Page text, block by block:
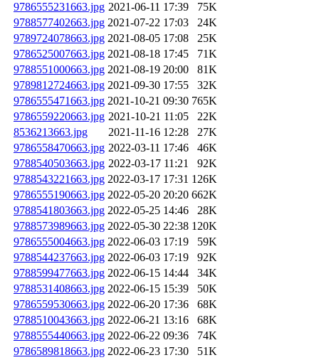
9786555231663.jpg 2021-06-11 17:39
75K
9788577402663.jpg 2021-07-22 17:03
24K
9789724078663.jpg 2021-08-05 17:08
25K
9786525007663.jpg 2021-08-18 17:45
71K
9788551000663.jpg 2021-08-19 20:00
81K
9789812724663.jpg 2021-09-30 17:55
32K
9786555471663.jpg 2021-10-21 09:30 765K
9786559220663.jpg 2021-10-21 11:05
22K
8536213663.jpg
2021-11-16 12:28
27K
9786558470663.jpg 2022-03-11 17:46
46K
9788540503663.jpg 2022-03-17 11:21
92K
9788543221663.jpg 2022-03-17 17:31 126K
9786555190663.jpg 2022-05-20 20:20 662K
9788541803663.jpg 2022-05-25 14:46
28K
9788573989663.jpg 2022-05-30 22:38 120K
9786555004663.jpg 2022-06-03 17:19
59K
9788544237663.jpg 2022-06-03 17:19
92K
9788599477663.jpg 2022-06-15 14:44
34K
9788531408663.jpg 2022-06-15 15:39
50K
9786559530663.jpg 2022-06-20 17:36
68K
9788510043663.jpg 2022-06-21 13:16
68K
9788555440663.jpg 2022-06-22 09:36
74K
9786589818663.jpg 2022-06-23 17:30
51K